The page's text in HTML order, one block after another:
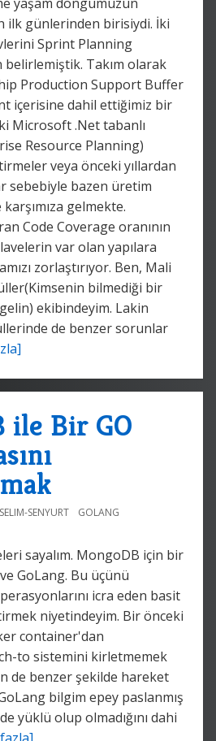
günlerinden birisiydi. İki
Sprint Planning
belirlemiştik. Takım olarak
Production Support Buffer
içerisine dahil ettiğimiz bir
Microsoft .Net tabanlı
Resource Planning)
veya önceki yıllardan
sebebiyle bazen üretim
gelmekte.
Code Coverage oranının
var olan yapılara
zorlaştırıyor. Ben, Mali
bilmediği bir
ekibindeyim. Lakin
de benzer sorunlar
ile Bir GO
SENYURT GOLANG
sayalım. MongoDB için bir
GoLang. Bu üçünü
icra eden basit
niyetindeyim. Bir önceki
container'dan
to sistemini kirletmemek
de benzer şekilde hareket
bilgim epey paslanmış
yüklü olup olmadığını dahi